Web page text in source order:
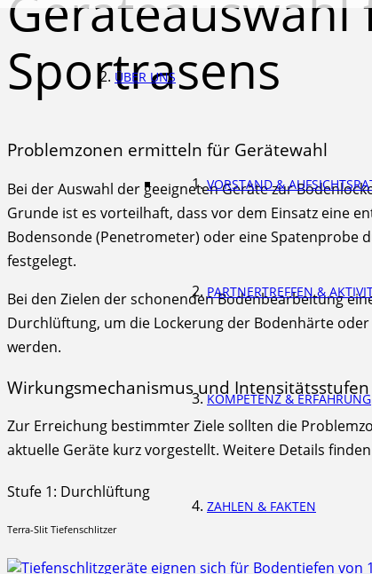
ÜBER UNS
VORSTAND &
PARTNERTREFFEN &
KOMPETENZ & ERFAHRUNG
ZAHLEN & FAKTEN
Sportrasens
Problemzonen ermitteln für Gerätewahl
Bei der Auswahl der geeigneten Geräte zur
Grunde ist es vorteilhaft, dass vor dem Einsatz eine
Bodensonde (Penetrometer) oder eine Spatenprobe
festgelegt.
Bei den Zielen der schonenden Bodenbearbeitung
Durchlüftung, um die Lockerung der Bodenhärte
werden.
Wirkungsmechanismus und
Zur Erreichung bestimmter Ziele sollten die
aktuelle Geräte kurz vorgestellt. Weitere Details
Stufe 1: Durchlüftung
Terra-Slit Tiefenschlitzer